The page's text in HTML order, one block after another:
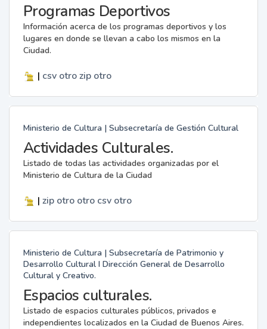
Programas Deportivos
Información acerca de los programas deportivos y los
lugares en donde se llevan a cabo los mismos en la
Ciudad.
| csv otro zip otro
Ministerio de Cultura | Subsecretaría de Gestión Cultural
Actividades Culturales.
Listado de todas las actividades organizadas por el
Ministerio de Cultura de la Ciudad
| zip otro otro csv otro
Ministerio de Cultura | Subsecretaría de Patrimonio y
Desarrollo Cultural I Dirección General de Desarrollo
Cultural y Creativo.
Espacios culturales.
Listado de espacios culturales públicos, privados e
independientes localizados en la Ciudad de Buenos Aires.